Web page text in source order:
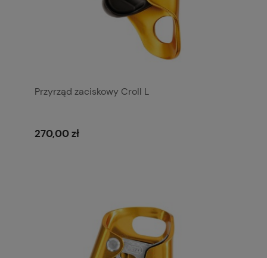
Przyrząd zaciskowy Croll L
270,00 zł